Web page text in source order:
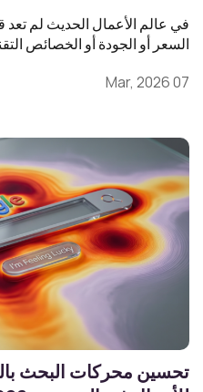
في عالم الأعمال الحديث لم
السعر أو الجودة أو الخصائص
07 Mar, 2026
تحسين محركات البحث